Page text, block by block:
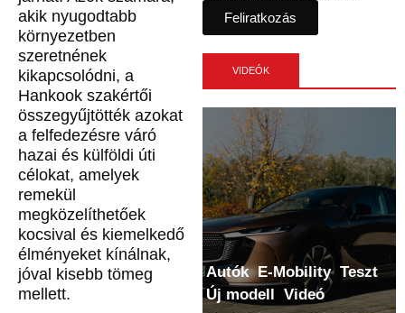
akik nyugodtabb
környezetben
szeretnének
kikapcsolódni, a
Hankook szakértői
összegyűjtötték azokat
a felfedezésre váró
hazai és külföldi úti
célokat, amelyek
remekül
megközelíthetőek
kocsival és kiemelkedő
élményeket kínálnak,
jóval kisebb tömeg
mellett.
Feliratkozás
VIDEÓK
Autók E-Mobility Teszt
Új modell Videó